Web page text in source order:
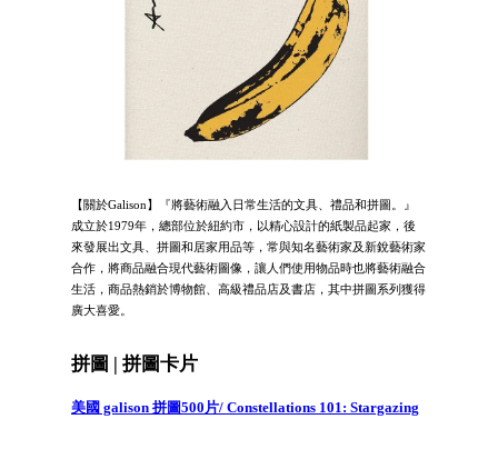
【關於Galison】『將藝術融入日常生活的文具、禮品和拼圖。』
成立於1979年，總部位於紐約市，以精心設計的紙製品起家，後
來發展出文具、拼圖和居家用品等，常與知名藝術家及新銳藝術家
合作，將商品融合現代藝術圖像，讓人們使用物品時也將藝術融合
生活，商品熱銷於博物館、高級禮品店及書店，其中拼圖系列獲得
廣大喜愛。
拼圖 | 拼圖卡片
美國 galison 拼圖500片/ Constellations 101: Stargazing